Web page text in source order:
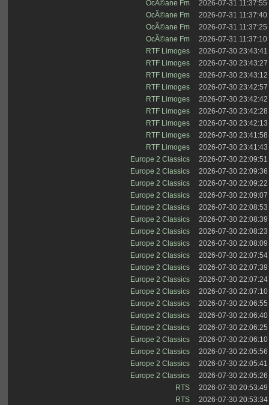
OcÃ©ane Fm
2026-07-31 11:37:55
OcÃ©ane Fm
2026-07-31 11:37:40
OcÃ©ane Fm
2026-07-31 11:37:25
OcÃ©ane Fm
2026-07-31 11:37:10
RTF Limoges
2026-07-30 23:43:41
RTF Limoges
2026-07-30 23:43:27
RTF Limoges
2026-07-30 23:43:12
RTF Limoges
2026-07-30 23:42:57
RTF Limoges
2026-07-30 23:42:42
RTF Limoges
2026-07-30 23:42:28
RTF Limoges
2026-07-30 23:42:13
RTF Limoges
2026-07-30 23:41:58
RTF Limoges
2026-07-30 23:41:43
Europe 2 Classics
2026-07-30 22:09:51
Europe 2 Classics
2026-07-30 22:09:36
Europe 2 Classics
2026-07-30 22:09:22
Europe 2 Classics
2026-07-30 22:09:07
Europe 2 Classics
2026-07-30 22:08:53
Europe 2 Classics
2026-07-30 22:08:39
Europe 2 Classics
2026-07-30 22:08:23
Europe 2 Classics
2026-07-30 22:08:09
Europe 2 Classics
2026-07-30 22:07:54
Europe 2 Classics
2026-07-30 22:07:39
Europe 2 Classics
2026-07-30 22:07:24
Europe 2 Classics
2026-07-30 22:07:10
Europe 2 Classics
2026-07-30 22:06:55
Europe 2 Classics
2026-07-30 22:06:40
Europe 2 Classics
2026-07-30 22:06:25
Europe 2 Classics
2026-07-30 22:06:10
Europe 2 Classics
2026-07-30 22:05:56
Europe 2 Classics
2026-07-30 22:05:41
Europe 2 Classics
2026-07-30 22:05:26
RTS
2026-07-30 20:53:49
RTS
2026-07-30 20:53:34